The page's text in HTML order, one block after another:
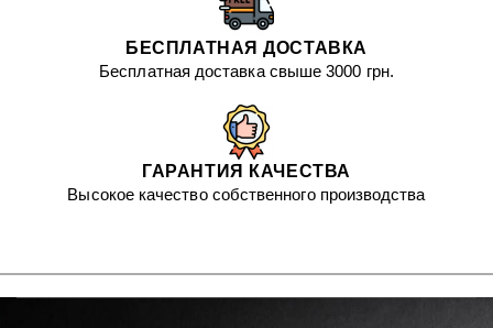
БЕСПЛАТНАЯ ДОСТАВКА
Бесплатная доставка свыше 3000 грн.
ГАРАНТИЯ КАЧЕСТВА
Высокое качество собственного производства